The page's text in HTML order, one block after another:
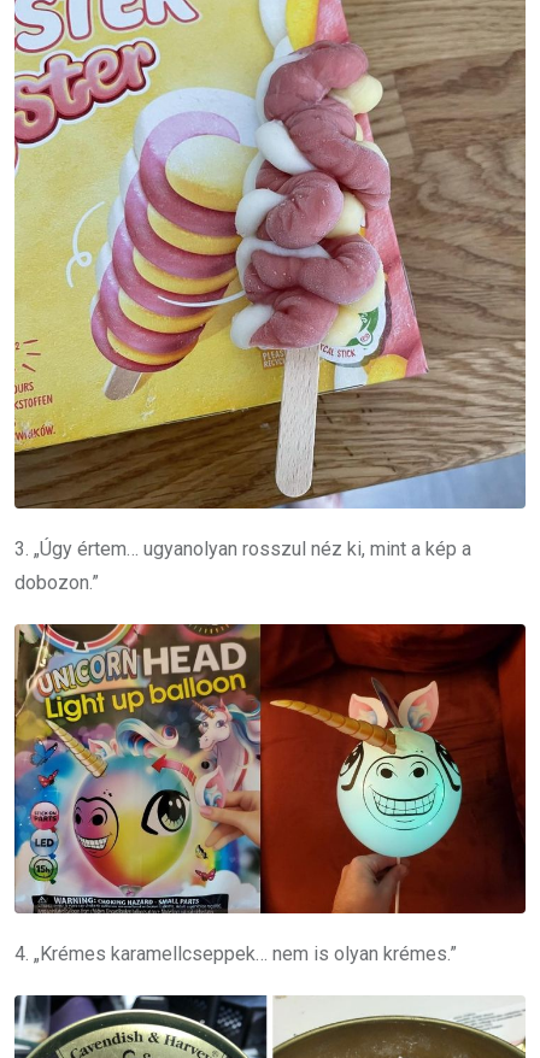
3. „Úgy értem… ugyanolyan rosszul néz ki, mint a kép a
dobozon.”
4. „Krémes karamellcseppek… nem is olyan krémes.”